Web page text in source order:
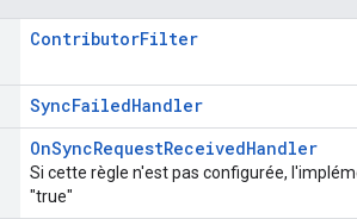
ContributorFilter
SyncFailedHandler
OnSyncRequestReceivedHandler
Si cette règle n'est pas configurée,
"true"